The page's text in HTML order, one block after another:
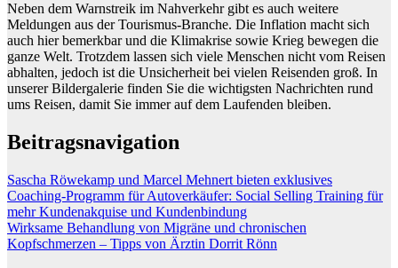
Neben dem Warnstreik im Nahverkehr gibt es auch weitere
Meldungen aus der Tourismus-Branche. Die Inflation macht sich
auch hier bemerkbar und die Klimakrise sowie Krieg bewegen die
ganze Welt. Trotzdem lassen sich viele Menschen nicht vom Reisen
abhalten, jedoch ist die Unsicherheit bei vielen Reisenden groß. In
unserer Bildergalerie finden Sie die wichtigsten Nachrichten rund
ums Reisen, damit Sie immer auf dem Laufenden bleiben.
Beitragsnavigation
Sascha Röwekamp und Marcel Mehnert bieten exklusives
Coaching-Programm für Autoverkäufer: Social Selling Training für
mehr Kundenakquise und Kundenbindung
Wirksame Behandlung von Migräne und chronischen
Kopfschmerzen – Tipps von Ärztin Dorrit Rönn